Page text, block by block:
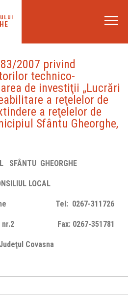
83/2007 privind
technico-
de investiţii „Lucrări
a reţelelor de
a reţelelor de
Sfântu Gheorghe,
SFÂNTU GHEORGHE
LOCAL
Tel: 0267-311726
nr.2 Fax: 0267-351781
Covasna